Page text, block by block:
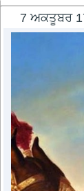
7 ਅਕਤੂਬਰ